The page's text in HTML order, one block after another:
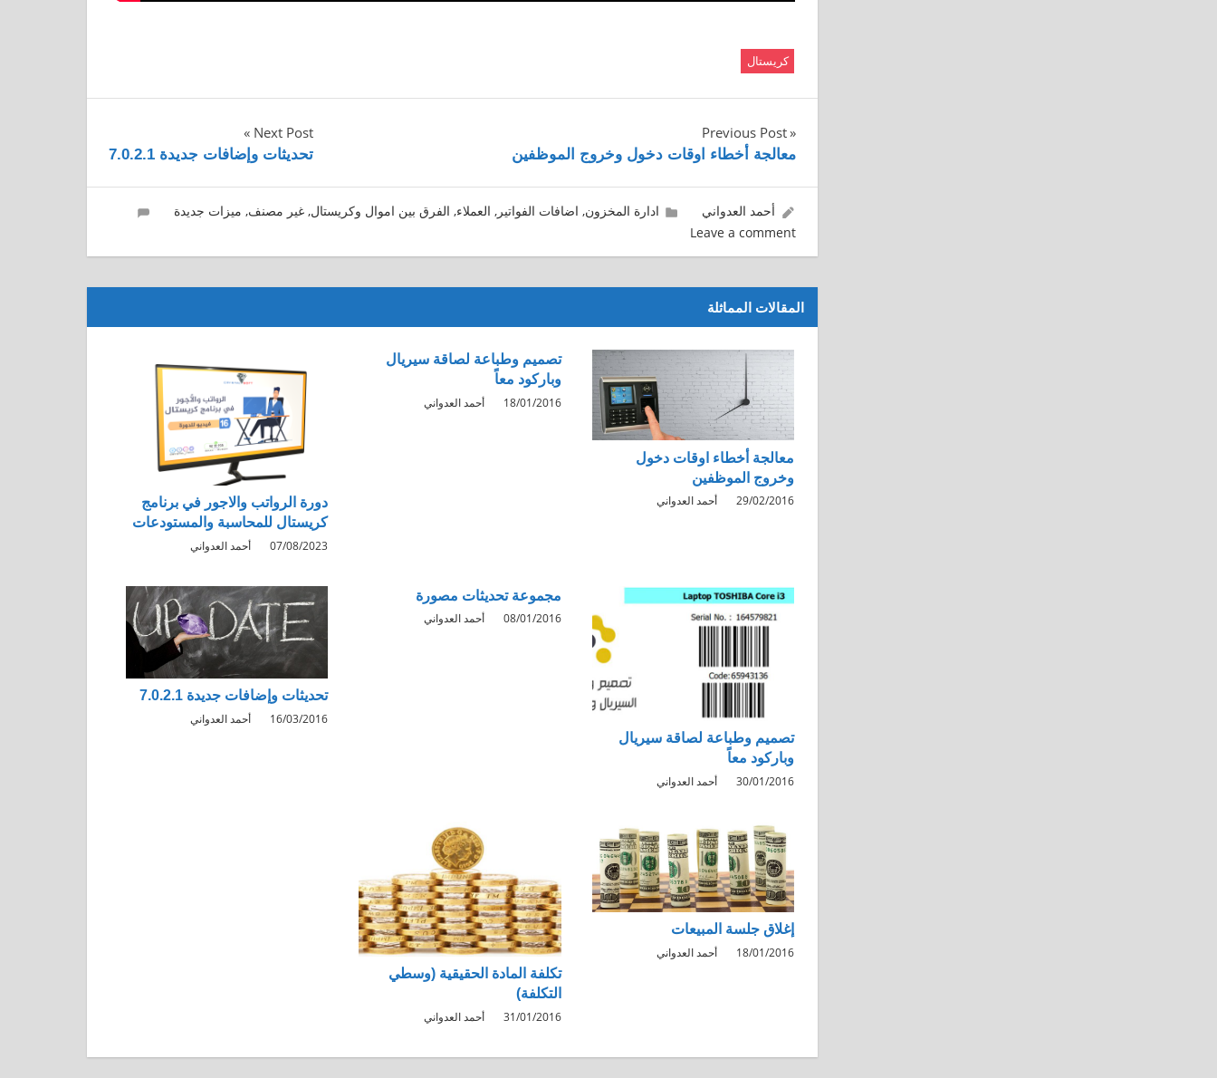
كريستال
تصفّح
المقالات
Previous Post
معالجة أخطاء اوقات دخول وخروج الموظفين
Next Post
تحديثات وإضافات جديدة 7.0.2.1
29/02/2016
أحمد العدواني ادارة المخزون, اضافات الفواتير, العملاء, الفرق بين اموال وكريستال,غير مصنف, ميزات جديدة
Leave a comment
المقالات المماثلة
معالجة أخطاء اوقات دخول
وخروج الموظفين
29/02/2016
أحمد العدواني
تصميم وطباعة لصاقة سيريال
وباركود معاً
18/01/2016
أحمد العدواني
دورة الرواتب والاجور في برنامج
كريستال للمحاسبة والمستودعات
07/08/2023
أحمد العدواني
تصميم وطباعة لصاقة سيريال
وباركود معاً
30/01/2016
أحمد العدواني
مجموعة تحديثات مصورة
08/01/2016
أحمد العدواني
تحديثات وإضافات جديدة 7.0.2.1
16/03/2016
أحمد العدواني
إغلاق جلسة المبيعات
18/01/2016
أحمد العدواني
تكلفة المادة الحقيقية (وسطي
التكلفة)
31/01/2016
أحمد العدواني